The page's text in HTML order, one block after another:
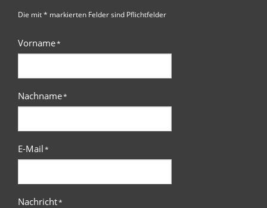
Die mit * markierten Felder sind Pflichtfelder
Vorname*
Nachname*
E-Mail*
Nachricht*